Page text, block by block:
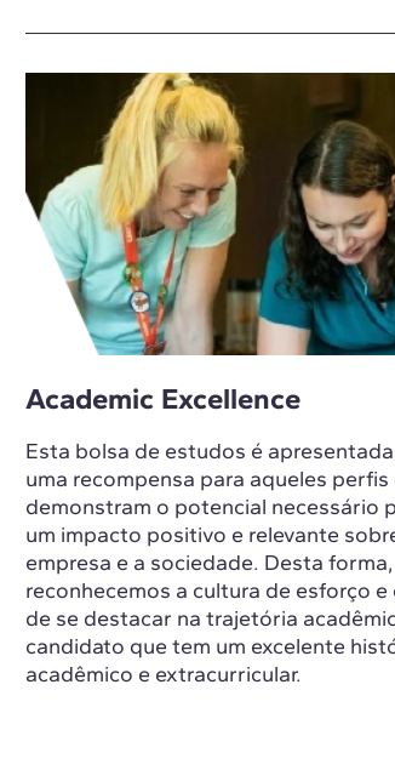
Academic Excellence
Esta bolsa de estudos é
uma recompensa para aqueles perfis
demonstram o potencial necessário
um impacto positivo e relevante
empresa e a sociedade. Desta forma,
reconhecemos a cultura de esforço e
de se destacar na trajetória
candidato que tem um excelente
acadêmico e extracurricular.